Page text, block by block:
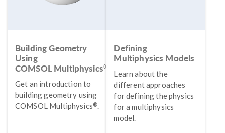
Building Geometry
Using
COMSOL Multiphysics®
Get an introduction to
building geometry using
COMSOL Multiphysics®.
Defining
Multiphysics Models
Learn about the
different approaches
for defining the physics
for a multiphysics
model.